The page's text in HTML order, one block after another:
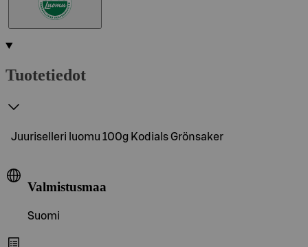
Tuotetiedot
Juuriselleri luomu 100g Kodials Grönsaker
Valmistusmaa
Suomi